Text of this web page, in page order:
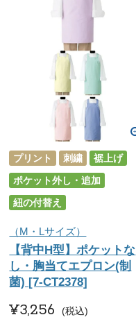
プリント 刺繍
裾上げ
ポケット外し・追加
紐の付替え
（M・Lサイズ）
【背中H型】ポケットな
し・胸当てエプロン(制
菌) [7-CT2378]
¥3,256 税込